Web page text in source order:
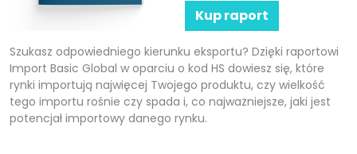
Kup raport
Szukasz odpowiedniego kierunku eksportu? Dzięki raportowi
Import Basic Global w oparciu o kod HS dowiesz się, które
rynki importują najwięcej Twojego produktu, czy wielkość
tego importu rośnie czy spada i, co najważniejsze, jaki jest
potencjał importowy danego rynku.